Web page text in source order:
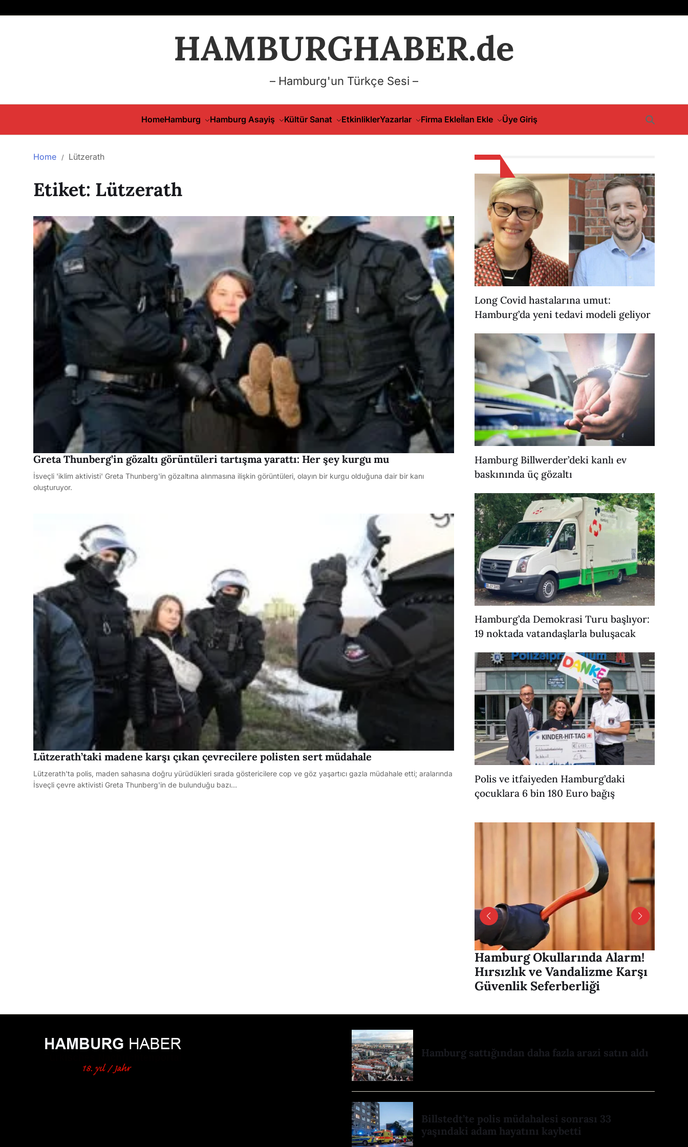
HAMBURGHABER.de
– Hamburg'un Türkçe Sesi –
HomeHamburg Hamburg Asayiş Kültür Sanat EtkinliklerYazarlar Firma Ekleİlan Ekle Üye Giriş
Home Lützerath
Etiket: Lützerath
Greta Thunberg’in gözaltı görüntüleri tartışma yarattı: Her şey kurgu mu
İsveçli 'iklim aktivisti' Greta Thunberg'in gözaltına alınmasına ilişkin görüntüleri, olayın bir kurgu olduğuna dair bir kanı
oluşturuyor.
Lützerath’taki madene karşı çıkan çevrecilere polisten sert müdahale
Lützerath'ta polis, maden sahasına doğru yürüdükleri sırada göstericilere cop ve göz yaşartıcı gazla müdahale etti; aralarında
İsveçli çevre aktivisti Greta Thunberg'in de bulunduğu bazı…
Long Covid hastalarına umut:
Hamburg’da yeni tedavi modeli geliyor
Hamburg Billwerder’deki kanlı ev
baskınında üç gözaltı
Hamburg’da Demokrasi Turu başlıyor:
19 noktada vatandaşlarla buluşacak
Polis ve itfaiyeden Hamburg’daki
çocuklara 6 bin 180 Euro bağış
Hamburg Okullarında Alarm!
Hırsızlık ve Vandalizme Karşı
Güvenlik Seferberliği
Hamburg sattığından daha fazla arazi satın aldı
Billstedt’te polis müdahalesi sonrası 33
yaşındaki adam hayatını kaybetti